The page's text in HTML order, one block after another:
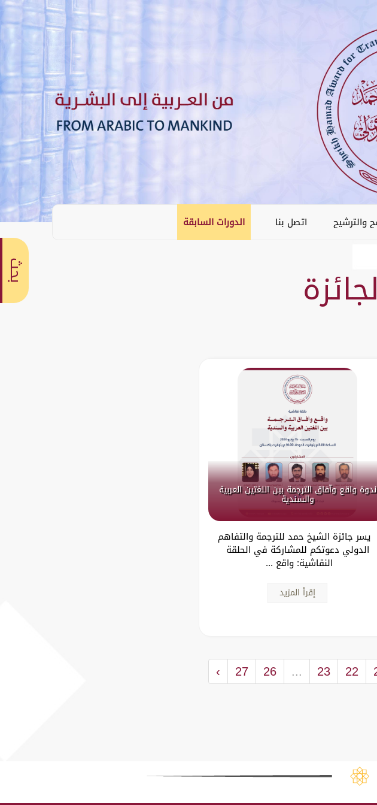
والترشيح اتصل بنا الدورات السابقة
ندوة واقع وآفاق الترجمة بين اللغتين العربية
والسندية
يسر جائزة الشيخ حمد للترجمة والتفاهم
الدولي دعوتكم للمشاركة في الحلقة
النقاشية: واقع ...
إقرأ المزيد
22
23
...
26
27
›
بحث